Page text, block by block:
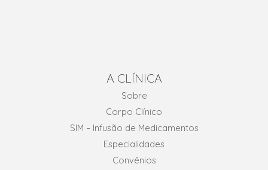
A CLÍNICA
Sobre
Corpo Clínico
SIM – Infusão de Medicamentos
Especialidades
Convênios